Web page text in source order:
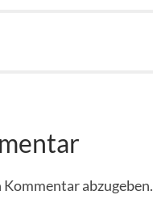
Kommentar abzugeben.